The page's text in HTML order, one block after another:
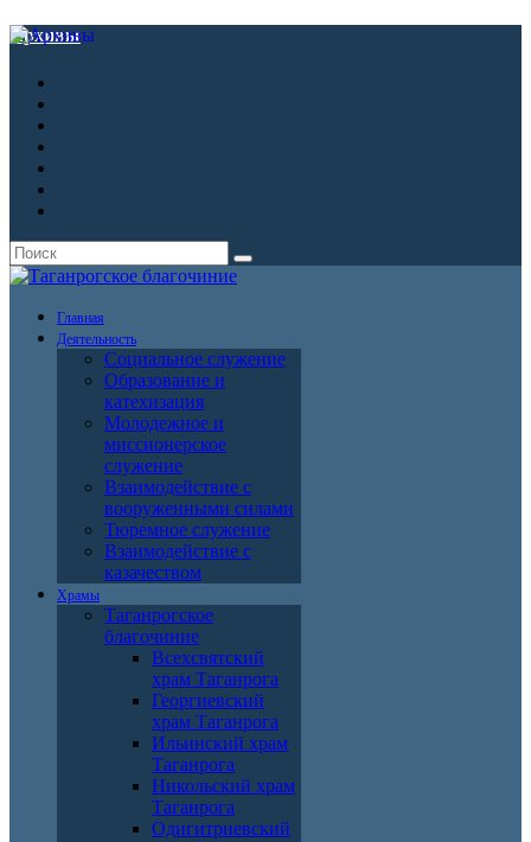
Архивы
Главная
Деятельность
Социальное служение
Образование и
катехизация
Молодежное и
миссионерское
служение
Взаимодействие с
вооруженными силами
Тюремное служение
Взаимодействие с
казачеством
Храмы
Таганрогское
благочиние
Всехсвятский
храм Таганрога
Георгиевский
храм Таганрога
Ильинский храм
Таганрога
Никольский храм
Таганрога
Одигитриевский